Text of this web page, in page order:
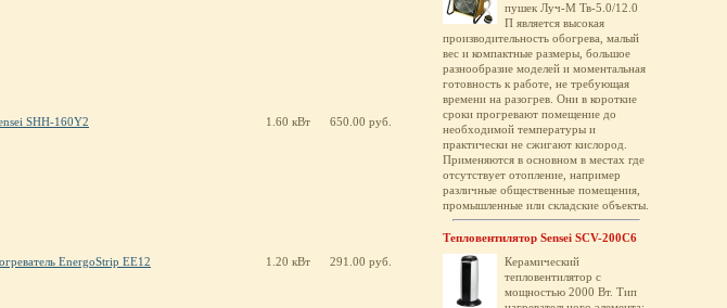
SHH-160Y2 1.60 кВт 650.00 руб.
EnergoStrip EE12 1.20 кВт 291.00 руб.
пушек Луч-М Тв-5.0/12.0
П является высокая
производительность обогрева, малый
вес и компактные размеры, большое
разнообразие моделей и моментальная
готовность к работе, не требующая
времени на разогрев. Они в короткие
сроки прогревают помещение до
необходимой температуры и
практически не сжигают кислород.
Применяются в основном в местах где
отсутствует отопление, например
различные общественные помещения,
промышленные или складские объекты.
Тепловентилятор Sensei SCV-200C6
Керамический
тепловентилятор с
мощностью 2000 Вт. Тип